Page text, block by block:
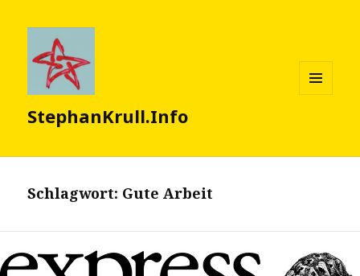
StephanKrull.Info
Schlagwort: Gute Arbeit